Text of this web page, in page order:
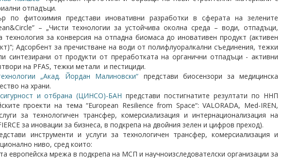
отпадъци.
по фитохимия представи иновативни разработки в сферата на зелените
– „Чисти технологии за устойчива околна среда – води, отпадъци,
технология за конверсия на отпадна биомаса до иновативен продукт (активен
Адсорбент за пречистване на води от полифлуоралкални съединения, тежки
синтезирани от продукти от преработката на органични отпадъци - активни
на PFAS, тежки метали и пестициди.
„Акад. Йордан Малиновски“ представи биосензори за медицинска
на храни.
и отбрана (ЦИНСО)-БАН представи постигнатите резултати по ННП
проекти на тема “European Resilience from Space“: VALORADA, Med-IREN,
за технологичен трансфер, комерсиализация и интернационализация на
за иновации за бизнеса, в подкрепа на двойния зелен и цифров преход).
инструменти и услуги за технологичен трансфер, комерсиализация и
ниво, сред които:
европейска мрежа в подкрепа на МСП и научноизследователски организации за